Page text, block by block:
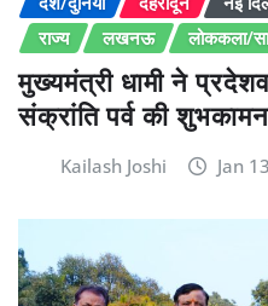
राज्य
लखनऊ लोककला/
मुख्यमंत्री धामी ने
संक्रांति पर्व की
Kailash Joshi Jan